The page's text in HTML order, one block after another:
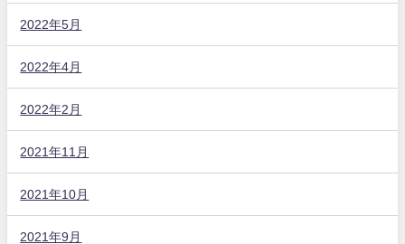
2022年5月
2022年4月
2022年2月
2021年11月
2021年10月
2021年9月